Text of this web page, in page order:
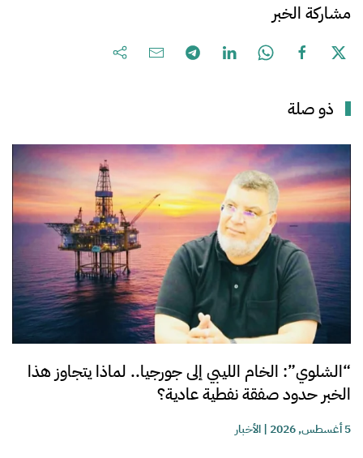
مشاركة الخبر
ذو صلة
“الشلوي”: الخام الليبي إلى جورجيا.. لماذا يتجاوز هذا
الخبر حدود صفقة نفطية عادية؟
5 أغسطس, 2026 |الأخبار